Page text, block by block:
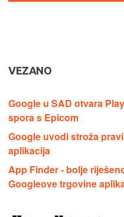
VEZANO
Google u SAD otvara
spora s Epicom
Google uvodi stroža
aplikacija
App Finder - bolje
Googleove trgovine